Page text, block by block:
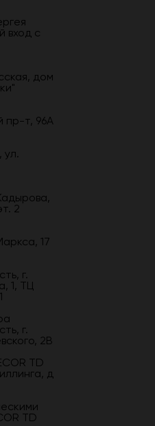
вход с
дом
пр-т, 96А
ул.
2
17
г.
1, ТЦ
г.
2В
TD
д
TD